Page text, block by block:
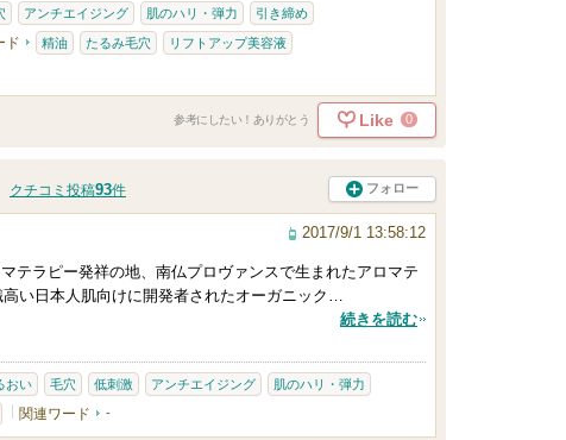
アンチエイジング 肌のハリ・弾力 引き締め
ド 精油 たるみ毛穴 リフトアップ美容液
参考にしたい！ありがとう Like 0
クチコミ投稿93件 フォロー
2017/9/1 13:58:12
テラピー発祥の地、南仏プロヴァンスで生まれたアロマテ
い日本人肌向けに開発者されたオーガニック…
続きを読む
おい 毛穴 低刺激 アンチエイジング 肌のハリ・弾力
関連ワード -